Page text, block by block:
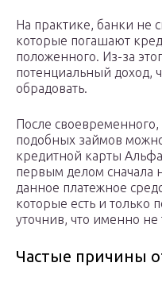
На практике, банки не
которые погашают
положенного. Из-за
потенциальный доход,
обрадовать.
После
подобных займов
кредитной карты
первым делом сначала
данное платежное
которые есть и только
уточнив, что именно не
Частые причины